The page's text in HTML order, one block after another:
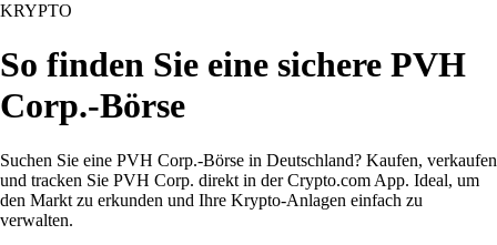
KRYPTO
So finden Sie eine sichere PVH
Corp.-Börse
Suchen Sie eine PVH Corp.-Börse in Deutschland? Kaufen, verkaufen
und tracken Sie PVH Corp. direkt in der Crypto.com App. Ideal, um
den Markt zu erkunden und Ihre Krypto-Anlagen einfach zu
verwalten.